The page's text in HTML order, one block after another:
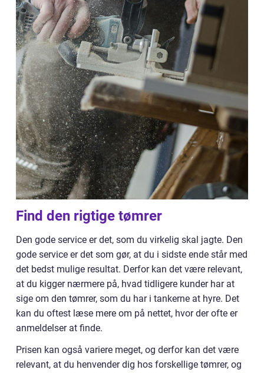
Find den rigtige tømrer
Den gode service er det, som du virkelig skal jagte. Den
gode service er det som gør, at du i sidste ende står med
det bedst mulige resultat. Derfor kan det være relevant,
at du kigger nærmere på, hvad tidligere kunder har at
sige om den tømrer, som du har i tankerne at hyre. Det
kan du oftest læse mere om på nettet, hvor der ofte er
anmeldelser at finde.
Prisen kan også variere meget, og derfor kan det være
relevant, at du henvender dig hos forskellige tømrer, og